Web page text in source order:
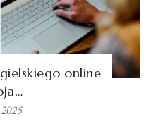
online